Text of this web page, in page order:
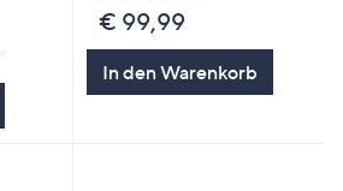
€ 99,99
In den Warenkorb